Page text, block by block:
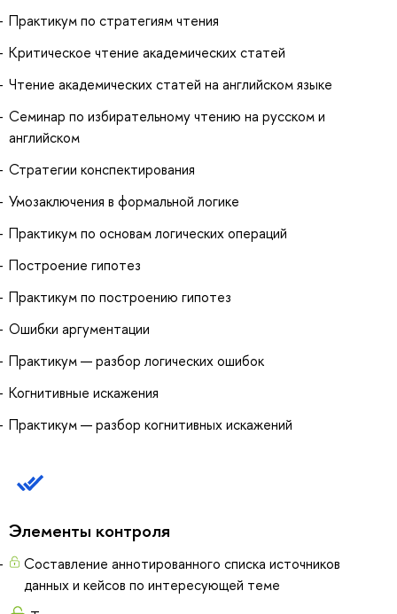
Практикум по стратегиям чтения
Критическое чтение академических статей
Чтение академических статей на английском языке
Семинар по избирательному чтению на русском и
английском
Стратегии конспектирования
Умозаключения в формальной логике
Практикум по основам логических операций
Построение гипотез
Практикум по построению гипотез
Ошибки аргументации
Практикум — разбор логических ошибок
Когнитивные искажения
Практикум — разбор когнитивных искажений
Элементы контроля
Составление аннотированного списка источников
данных и кейсов по интересующей теме